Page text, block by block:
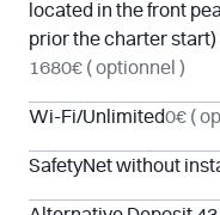
located in the front
prior the charter start)
1680€ ( optionnel )
Wi-Fi/Unlimited0€ (
SafetyNet without